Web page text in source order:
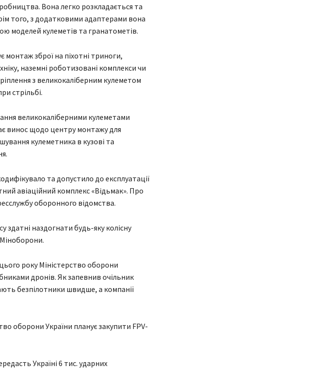
Вона легко розкладається та
того, з додатковими адаптерами вона
моделей кулеметів та гранатометів.
монтаж зброї на піхотні триноги,
наземні роботизовані комплекси чи
з великокаліберним кулеметом
стрільбі.
великокаліберними кулеметами
винос щодо центру монтажу для
кулеметника в кузові та
та допустило до експлуатації
авіаційний комплекс «Відьмак». Про
оборонного відомства.
здатні наздогнати будь-яку колісну
Міноборони.
року Міністерство оборони
дронів. Як запевнив очільник
безпілотники швидше, а компанії
оборони України планує закупити FPV-
Україні 6 тис. ударних